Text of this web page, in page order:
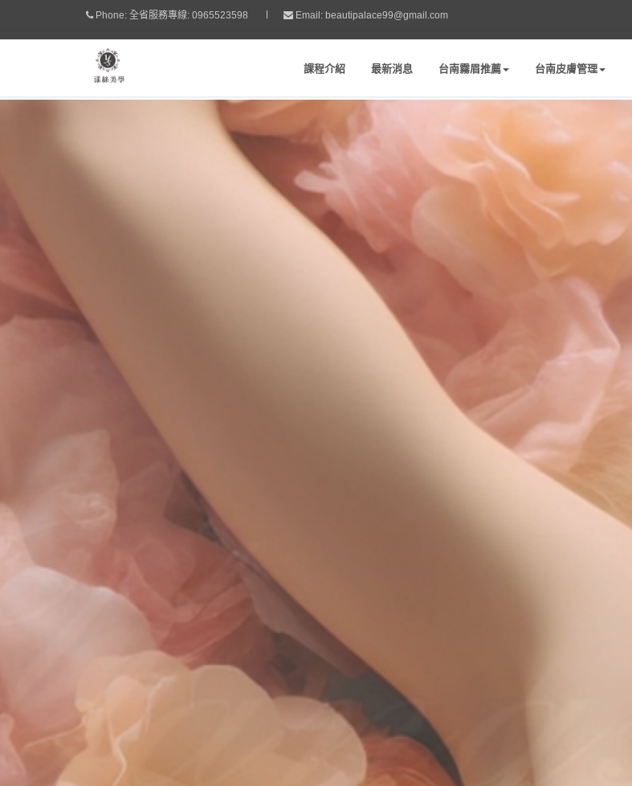
Phone: 全省服務專線: 0965523598 Email: beautipalace99@gmail.com
課程介紹 最新消息 台南霧眉推薦 台南皮膚管理